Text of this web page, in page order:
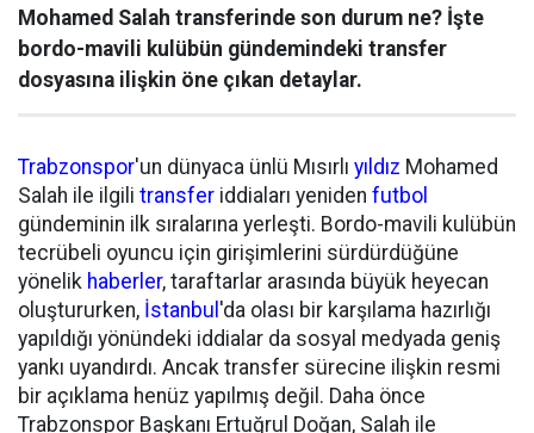
Mohamed Salah transferinde son durum ne? İşte
bordo-mavili kulübün gündemindeki transfer
dosyasına ilişkin öne çıkan detaylar.
Trabzonspor'un dünyaca ünlü Mısırlı yıldız Mohamed
Salah ile ilgili transfer iddiaları yeniden futbol
gündeminin ilk sıralarına yerleşti. Bordo-mavili kulübün
tecrübeli oyuncu için girişimlerini sürdürdüğüne
yönelik haberler, taraftarlar arasında büyük heyecan
oluştururken, İstanbul 'da olası bir karşılama hazırlığı
yapıldığı yönündeki iddialar da sosyal medyada geniş
yankı uyandırdı. Ancak transfer sürecine ilişkin resmi
bir açıklama henüz yapılmış değil. Daha önce
Trabzonspor Başkanı Ertuğrul Doğan, Salah ile